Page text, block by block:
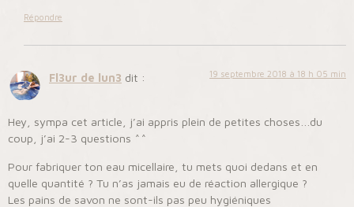
Répondre
Fl3ur de lun3 dit : 19 septembre 2018 à 18 h 05 min
Hey, sympa cet article, j’ai appris plein de petites choses…du
coup, j’ai 2-3 questions ^^
Pour fabriquer ton eau micellaire, tu mets quoi dedans et en
quelle quantité ? Tu n’as jamais eu de réaction allergique ?
Les pains de savon ne sont-ils pas peu hygiéniques